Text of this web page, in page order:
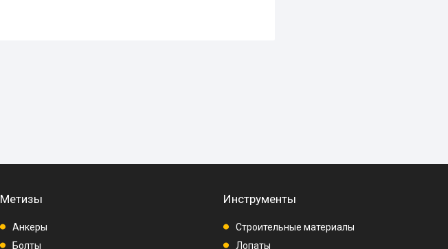
Метизы
Анкеры
Болты
Инструменты
Строительные материалы
Лопаты